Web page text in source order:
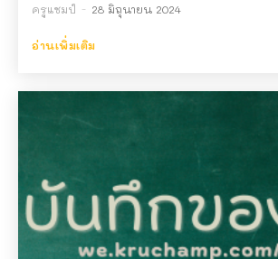
จากอดีตแหล่งค้าขายยามค่ำคืนที่รุ่
ออกกำลังกายของชาวพิษณุโลก ใ
03:46
ระบบฟ้องแม่ ดูคะแนนวิทย์ครูแช
01:52
ข้อมูลสรุปการจัดการเรียนรู้แบบ
นายพิริยะ ตระกูลสว่าง
02:47
ครูแชมป์ - 28 มิถุนายน 2024
อ่านเพิ่มเติม